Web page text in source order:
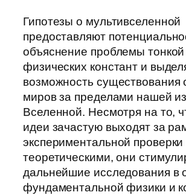
Гипотезы о мультивселенной
предоставляют
объяснение проблемы тонкой
физических констант и
возможность существования
миров за пределами нашей
Вселенной. Несмотря на то,
идеи зачастую выходят за
экспериментальной
теоретическими, они
дальнейшие исследования в
фундаментальной физики и